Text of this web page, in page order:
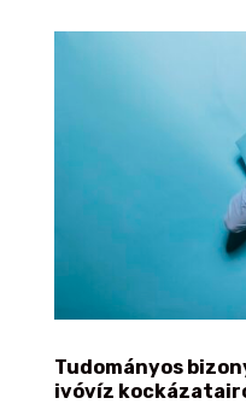
Tudományos
ivóvíz